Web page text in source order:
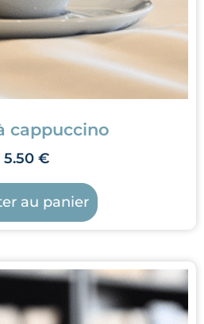
cappuccino
5.50 €
au panier